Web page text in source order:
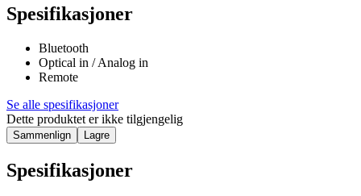
Spesifikasjoner
Bluetooth
Optical in / Analog in
Remote
Se alle spesifikasjoner
Dette produktet er ikke tilgjengelig
Sammenlign Lagre
Spesifikasjoner